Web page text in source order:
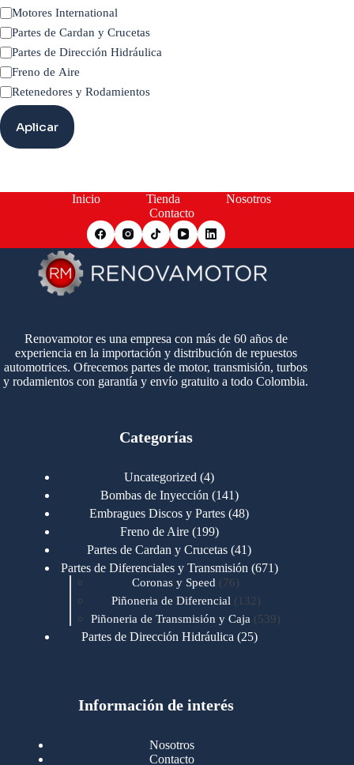
Motores International
Partes de Cardan y Crucetas
Partes de Dirección Hidráulica
Freno de Aire
Retenedores y Rodamientos
Aplicar
Inicio Tienda
Nosotros
Contacto
Renovamotor es una empresa con más de 60 años de
experiencia en la importación y distribución de repuestos
automotrices. Ofrecemos partes de motor, transmisión, turbos
y rodamientos con garantía y envío gratuito a todo Colombia.
Categorías
Uncategorized 44
productos
Bombas de Inyección 141141
productos
Embragues Discos y Partes 4848
Freno de Aire 199199
productos
Partes de Cardan y Crucetas 4141
productos
Partes de Diferenciales y Transmisión 671671
Coronas y Speed 7676
productos
Piñoneria de Diferencial 132 132
productos
Piñoneria de Transmisión y Caja 539539
Partes de Dirección Hidráulica 2525
Motores Cummins 723
Cummins B/C 855
Información de interés
Nosotros
Contacto